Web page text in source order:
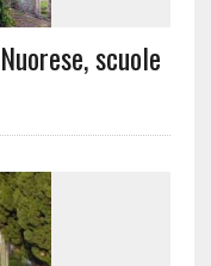
scuole